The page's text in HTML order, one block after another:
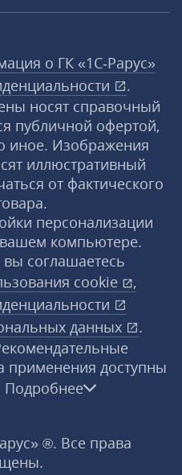
о ГК «1С‑Рарус»
.
носят справочный
публичной офертой,
иное. Изображения
иллюстративный
от фактического
персонализации
компьютере.
вы соглашаетесь
cookie
,
данных
.
применения доступны
Подробнее
®. Все права